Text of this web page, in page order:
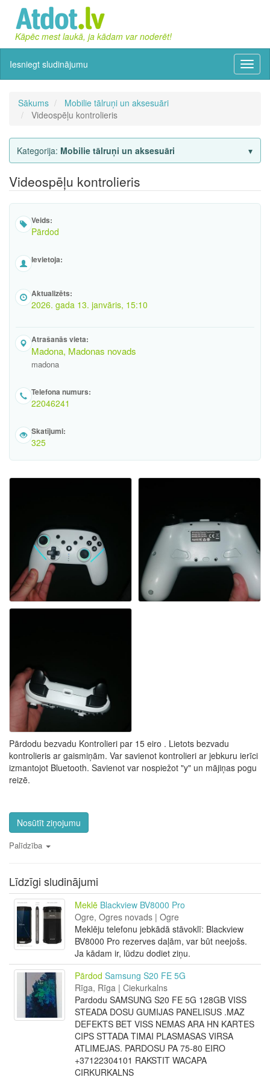
Kāpēc mest laukā, ja kādam var noderēt!
Iesniegt sludinājumu
Sākums
Mobilie tālruņi un aksesuāri
Videospēļu kontrolieris
Kategorija: Mobilie tālruņi un aksesuāri
Videospēļu kontrolieris
Veids:
Pārdod
Ievietoja:
Aktualizēts:
2026. gada 13. janvāris, 15:10
Atrašanās vieta:
Madona, Madonas novads
madona
Telefona numurs:
22046241
Skatījumi:
325
Pārdodu bezvadu Kontrolieri par 15 eiro . Lietots bezvadu
kontrolieris ar gaismiņām. Var savienot kontrolieri ar jebkuru ierīci
izmantojot Bluetooth. Savienot var nospiežot "y" un mājiņas pogu
reizē.
Nosūtīt ziņojumu
Palīdzība
Līdzīgi sludinājumi
Meklē Blackview BV8000 Pro
Ogre, Ogres novads | Ogre
Meklēju telefonu jebkādā stāvoklī: Blackview
BV8000 Pro rezerves daļām, var būt neejošs.
Ja kādam ir, lūdzu dodiet ziņu.
Pārdod Samsung S20 FE 5G
Rīga, Rīga | Ciekurkalns
Pardodu SAMSUNG S20 FE 5G 128GB VISS
STEADA DOSU GUMIJAS PANELISUS .MAZ
DEFEKTS BET VISS NEMAS ARA HN KARTES
CIPS STTADA TIMAI PLASMASAS VIRSA
ATLIMEJAS. PARDOSU PA 75-80 EIRO
+37122304101 RAKSTIT WACAPA
CIRKURKALNS